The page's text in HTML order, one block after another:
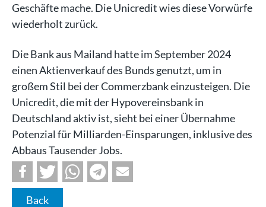
Geschäfte mache. Die Unicredit wies diese Vorwürfe
wiederholt zurück.
Die Bank aus Mailand hatte im September 2024
einen Aktienverkauf des Bunds genutzt, um in
großem Stil bei der Commerzbank einzusteigen. Die
Unicredit, die mit der Hypovereinsbank in
Deutschland aktiv ist, sieht bei einer Übernahme
Potenzial für Milliarden-Einsparungen, inklusive des
Abbaus Tausender Jobs.
Back